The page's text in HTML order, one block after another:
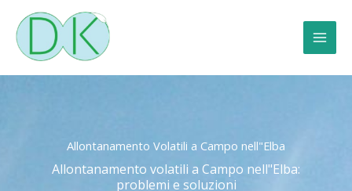
contenuto
Allontanamento Volatili a Campo nell"Elba
Allontanamento volatili a Campo nell"Elba:
problemi e soluzioni